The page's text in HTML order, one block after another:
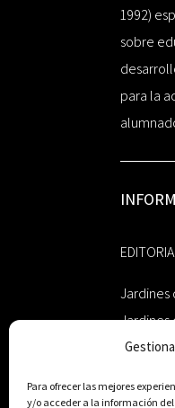
Para ofrecer las mejores
y/o acceder a la información
1992)
sobre
para la
Jardines
Jardines